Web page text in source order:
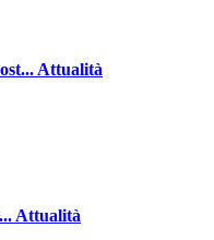
Attualità
Attualità